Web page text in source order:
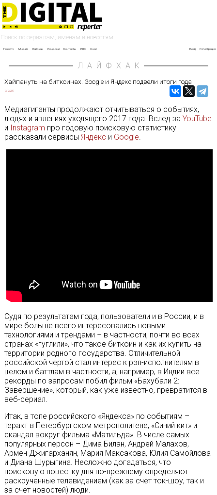
Новости Мнение Лайфхак Рецензии Контакты PRO О нас Вход Регистрация
ЛАЙФХАК
Хайпануть на биткоинах. Google и Яндекс подвели итоги года
13/12/2017
Медиагиганты продолжают отчитываться о событиях,
людях и явлениях уходящего 2017 года. Вслед за YouTube
и Instagram про годовую поисковую статистику
рассказали сервисы Яндекс и Google.
Судя по результатам года, пользователи и в России, и в
мире больше всего интересовались новыми
технологиями и трендами – в частности, почти во всех
странах «гуглили», что такое биткоин и как их купить на
территории родного государства. Отличительной
российской чертой стал интерес к рэп-исполнителям в
целом и баттлам в частности, а, например, в Индии все
рекорды по запросам побил фильм «Бахубали 2:
Завершение», который, как уже известно, превратится в
веб-сериал.
Итак, в топе российского «Яндекса» по событиям –
теракт в Петербургском метрополитене, «Синий кит» и
скандал вокруг фильма «Матильда». В числе самых
популярных персон – Дима Билан, Андрей Малахов,
Армен Джигарханян, Мария Максакова, Юлия Самойлова
и Диана Шурыгина. Несложно догадаться, что
поисковую повестку дня по-прежнему определяют
раскрученные телевидением (как за счет ток-шоу, так и
за счет новостей) люди.